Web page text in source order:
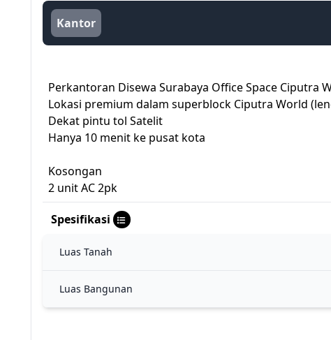
Kantor
Perkantoran Disewa Surabaya Office Space Ciputra
Lokasi premium dalam superblock Ciputra World
Dekat pintu tol Satelit
Hanya 10 menit ke pusat kota
Kosongan
2 unit AC 2pk
Spesifikasi
Luas Tanah
Luas Bangunan